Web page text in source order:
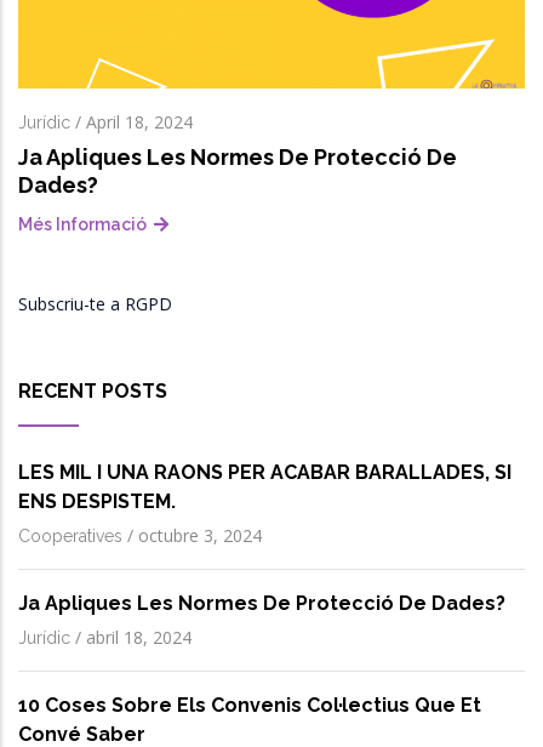
Jurídic / April 18, 2024
Ja Apliques Les Normes De Protecció De
Dades?
Més Informació
Subscriu-te a RGPD
RECENT POSTS
LES MIL I UNA RAONS PER ACABAR BARALLADES, SI
ENS DESPISTEM.
Cooperatives / octubre 3, 2024
Ja Apliques Les Normes De Protecció De Dades?
Jurídic / abril 18, 2024
10 Coses Sobre Els Convenis Col·lectius Que Et
Convé Saber